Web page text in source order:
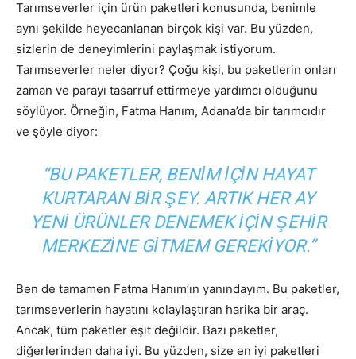
Tarımseverler için ürün paketleri konusunda, benimle
aynı şekilde heyecanlanan birçok kişi var. Bu yüzden,
sizlerin de deneyimlerini paylaşmak istiyorum.
Tarımseverler neler diyor? Çoğu kişi, bu paketlerin onları
zaman ve parayı tasarruf ettirmeye yardımcı olduğunu
söylüyor. Örneğin, Fatma Hanım, Adana’da bir tarımcıdır
ve şöyle diyor:
“BU PAKETLER, BENIM IÇIN HAYAT
KURTARAN BIR ŞEY. ARTIK HER AY
YENI ÜRÜNLER DENEMEK IÇIN ŞEHIR
MERKEZINE GITMEM GEREKIYOR.”
Ben de tamamen Fatma Hanım’ın yanındayım. Bu paketler,
tarımseverlerin hayatını kolaylaştıran harika bir araç.
Ancak, tüm paketler eşit değildir. Bazı paketler,
diğerlerinden daha iyi. Bu yüzden, size en iyi paketleri